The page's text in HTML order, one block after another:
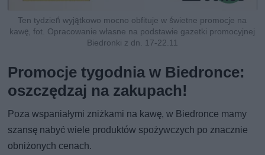
Ten tydzień wyjątkowo mocno obfituje w świetne promocje na
kawę, fot. Opracowanie własne na podstawie gazetki promocyjnej
Biedronki z dn. 17-22.11
Promocje tygodnia w Biedronce:
oszczędzaj na zakupach!
Poza wspaniałymi zniżkami na kawę, w Biedronce mamy
szansę nabyć wiele produktów spożywczych po znacznie
obniżonych cenach.